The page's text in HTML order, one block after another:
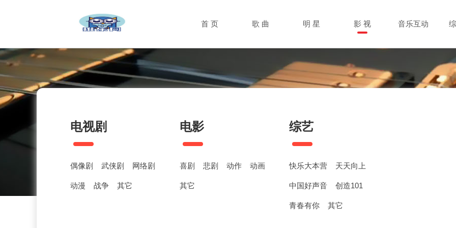
首 页 歌 曲 明 星 影 视 音乐互动
电视剧
偶像剧 武侠剧 网络剧
动漫 战争 其它
电影
喜剧 悲剧 动作 动画
其它
综艺
快乐大本营 天天向上
中国好声音 创造101
青春有你 其它